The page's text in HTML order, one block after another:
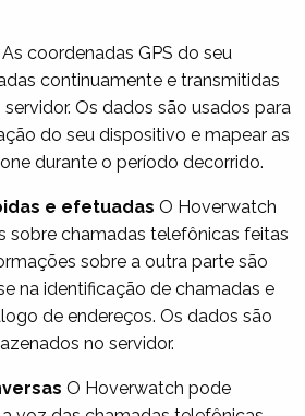
As coordenadas GPS do seu
continuamente e transmitidas
Os dados são usados ​​para
do seu dispositivo e mapear as
durante o período decorrido.
e efetuadas O Hoverwatch
sobre chamadas telefônicas feitas
sobre a outra parte são
na identificação de chamadas e
de endereços. Os dados são
no servidor.
O Hoverwatch pode